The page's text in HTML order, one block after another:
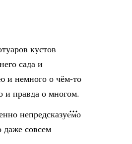
кустов
сада и
и немного о чём-то
и правда о многом.
непредсказуемо
даже совсем